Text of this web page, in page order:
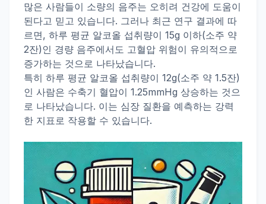
많은 사람들이 소량의 음주는 오히려 건강에 도움이
된다고 믿고 있습니다. 그러나 최근 연구 결과에 따
르면, 하루 평균 알코올 섭취량이 15g 이하(소주 약
2잔)인 경량 음주에서도 고혈압 위험이 유의적으로
증가하는 것으로 나타났습니다.
특히 하루 평균 알코올 섭취량이 12g(소주 약 1.5잔)
인 사람은 수축기 혈압이 1.25mmHg 상승하는 것으
로 나타났습니다. 이는 심장 질환을 예측하는 강력
한 지표로 작용할 수 있습니다.